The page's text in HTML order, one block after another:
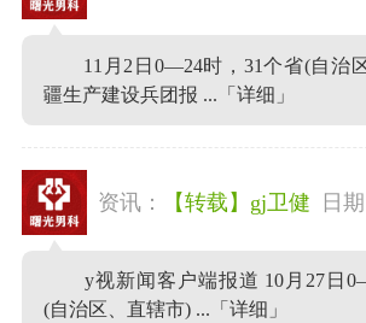
11月2日0—24时，31个省(自治
疆生产建设兵团报 ... 「详细」
资讯： 【转载】gj卫健 日期
y视新闻客户端报道 10月27日
(自治区、直辖市) ... 「详细」